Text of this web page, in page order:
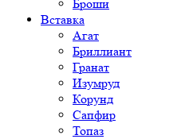
Броши
Вставка
Агат
Бриллиант
Гранат
Изумруд
Корунд
Сапфир
Топаз